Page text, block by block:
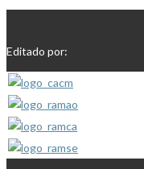
Editado por: